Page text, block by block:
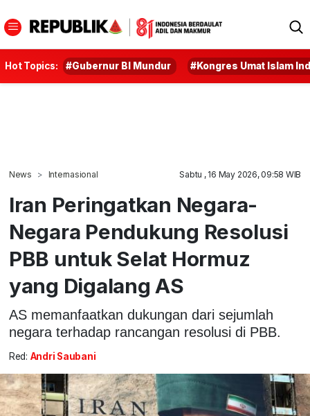
Hot Topics: #Gubernur BI Mundur #Kongres Umat Islam
News Internasional Sabtu , 16 May 2026, 09:58 WIB
Iran Peringatkan Negara-
Negara Pendukung Resolusi
PBB untuk Selat Hormuz
yang Digalang AS
AS memanfaatkan dukungan dari sejumlah
negara terhadap rancangan resolusi di PBB.
Red: Andri Saubani